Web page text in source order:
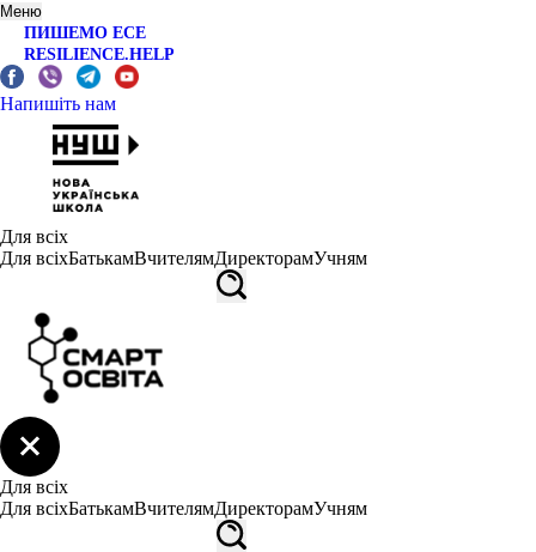
Меню
ПИШЕМО ЕСЕ
RESILIENCE.HELP
Напишіть нам
Для всіх
Для всіхБатькамВчителямДиректорамУчням
Для всіх
Для всіхБатькамВчителямДиректорамУчням